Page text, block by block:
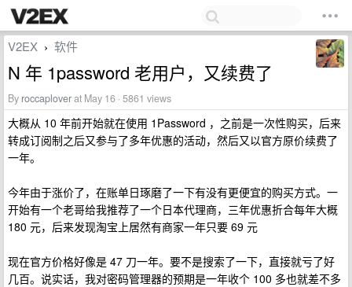
V2EX › 软件
N 年 1password 老用户，又续费了
By roccaploverat May 16 · 5861 views
大概从 10 年前开始就在使用 1Password ，之前是一次性购买，后来
转成订阅制之后又参与了多年优惠的活动，然后又以官方原价续费了
一年。
今年由于涨价了，在账单日琢磨了一下有没有更便宜的购买方式。一
开始有一个老哥给我推荐了一个日本代理商，三年优惠折合每年大概
180 元，后来发现淘宝上居然有商家一年只要 69 元
现在官方价格好像是 47 刀一年。要不是搜索了一下，直接就亏了好
几百。说实话，我对密码管理器的预期是一年收个 100 多也就差不多